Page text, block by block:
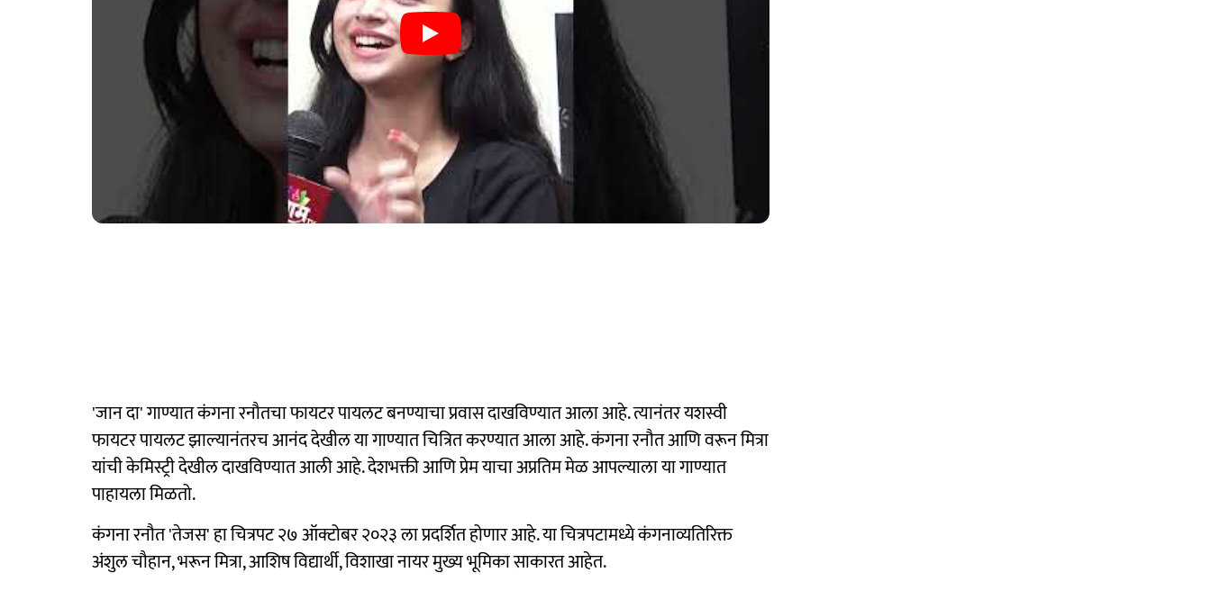
'जान दा' गाण्यात कंगना रनौतचा फायटर पायलट बनण्याचा प्रवास दाखविण्यात आला आहे. त्यानंतर यशस्वी
फायटर पायलट झाल्यानंतरच आनंद देखील या गाण्यात चित्रित करण्यात आला आहे. कंगना रनौत आणि वरून मित्रा
यांची केमिस्ट्री देखील दाखविण्यात आली आहे. देशभक्ती आणि प्रेम याचा अप्रतिम मेळ आपल्याला या गाण्यात
पाहायला मिळतो.
कंगना रनौत 'तेजस' हा चित्रपट २७ ऑक्टोबर २०२३ ला प्रदर्शित होणार आहे. या चित्रपटामध्ये कंगनाव्यतिरिक्त
अंशुल चौहान, भरून मित्रा, आशिष विद्यार्थी, विशाखा नायर मुख्य भूमिका साकारत आहेत.